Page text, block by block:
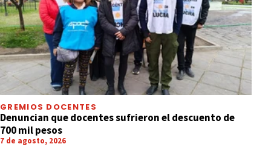
GREMIOS DOCENTES
Denuncian que docentes sufrieron el descuento de
700 mil pesos
7 de agosto, 2026